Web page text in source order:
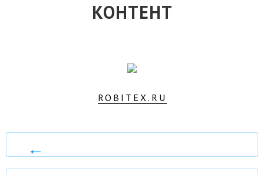
КОНТЕНТ
ROBITEX.RU